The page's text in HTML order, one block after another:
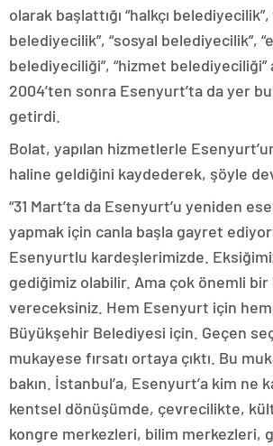
olarak başlattığı “halkçı
belediyecilik”, “sosyal belediyecilik”,
belediyeciliği”, “hizmet belediyeciliği”
2004’ten sonra Esenyurt’ta da yer
getirdi.
Bolat, yapılan hizmetlerle
haline geldiğini kaydederek, şöyle
“31 Mart’ta da Esenyurt’u yeniden
yapmak için canla başla gayret
Esenyurtlu kardeşlerimizde.
gediğimiz olabilir. Ama çok önemli bir
vereceksiniz. Hem Esenyurt için
Büyükşehir Belediyesi için. Geçen
mukayese fırsatı ortaya çıktı. Bu
bakın. İstanbul’a, Esenyurt’a kim ne
kentsel dönüşümde, çevrecilikte,
kongre merkezleri, bilim merkezleri,